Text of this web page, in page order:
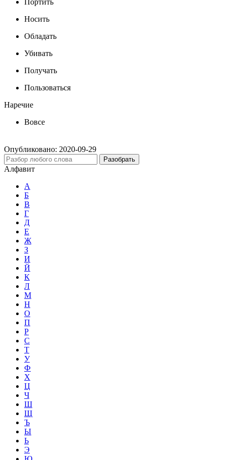
Портить
Носить
Обладать
Убивать
Получать
Пользоваться
Наречие
Вовсе
Опубликовано: 2020-09-29
Разобрать
Алфавит
А
Б
В
Г
Д
Е
Ж
З
И
Й
К
Л
М
Н
О
П
Р
С
Т
У
Ф
Х
Ц
Ч
Ш
Щ
Ъ
Ы
Ь
Э